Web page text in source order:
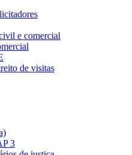
e comercial
de visitas
3